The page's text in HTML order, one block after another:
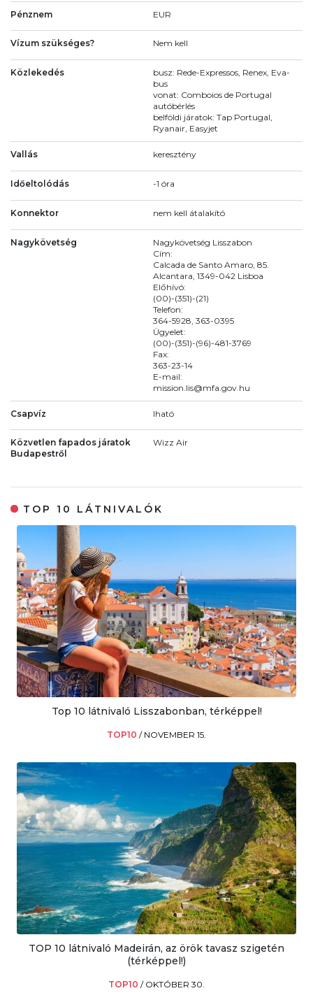
Pénznem EUR
Vízum szükséges? Nem kell
Közlekedés
busz: Rede-Expressos, Renex, Eva-
bus
vonat: Comboios de Portugal
autóbérlés
belföldi járatok: Tap Portugal,
Ryanair, Easyjet
Vallás keresztény
Időeltolódás -1 óra
Konnektor nem kell átalakító
Nagykövetség
Nagykövetség Lisszabon
Cím:
Calcada de Santo Amaro, 85.
Alcantara, 1349-042 Lisboa
Előhívó:
(00)-(351)-(21)
Telefon:
364-5928, 363-0395
Ügyelet:
(00)-(351)-(96)-481-3769
Fax:
363-23-14
E-mail:
mission.lis@mfa.gov.hu
Csapvíz Iható
Közvetlen fapados járatok
Budapestről
Wizz Air
TOP 10 LÁTNIVALÓK
Top 10 látnivaló Lisszabonban, térképpel!
TOP10 / NOVEMBER 15.
TOP 10 látnivaló Madeirán, az örök tavasz szigetén
(térképpel!)
TOP10 / OKTÓBER 30.